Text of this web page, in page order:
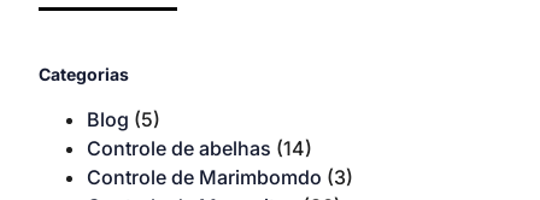
Categorias
Blog (5)
Controle de abelhas (14)
Controle de Marimbomdo (3)